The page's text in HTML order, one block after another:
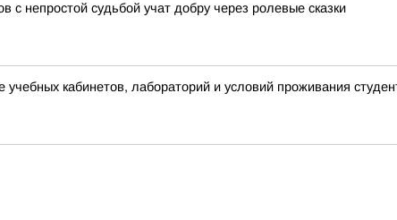
с непростой судьбой учат добру через ролевые сказки
кабинетов, лабораторий и условий проживания